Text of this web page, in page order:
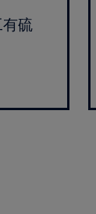
硫